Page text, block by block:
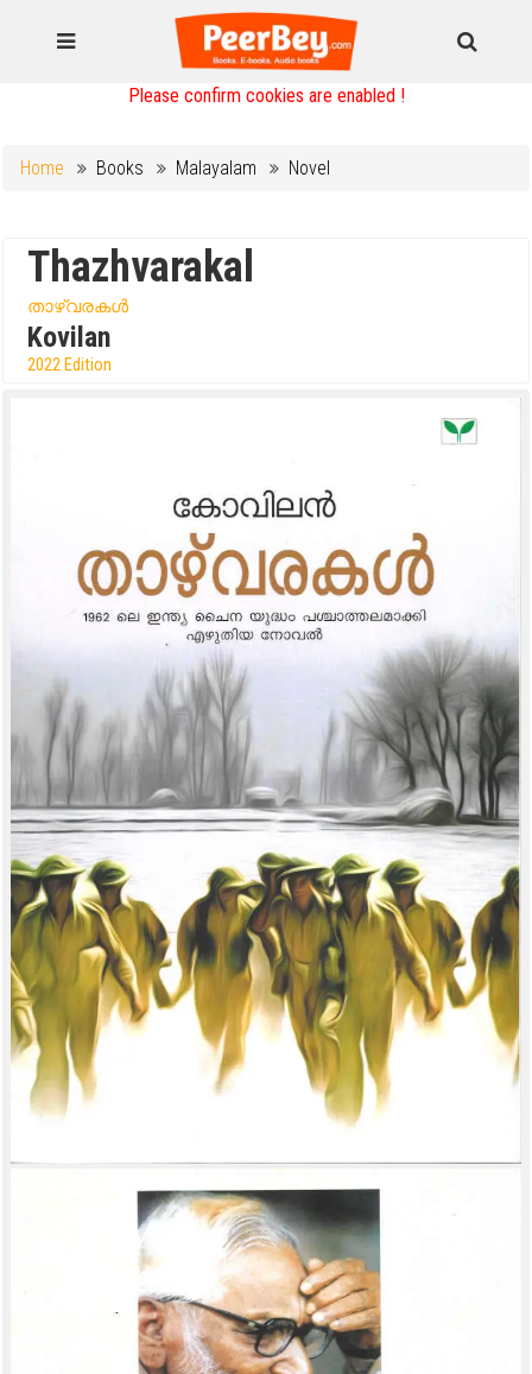
Please confirm cookies are enabled !
Home Books Malayalam Novel
Thazhvarakal
താഴ്വരകൾ
Kovilan
2022 Edition